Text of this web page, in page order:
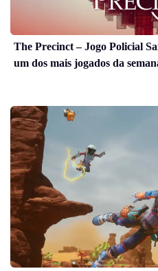
The Precinct – Jogo Policial
um dos mais jogados da